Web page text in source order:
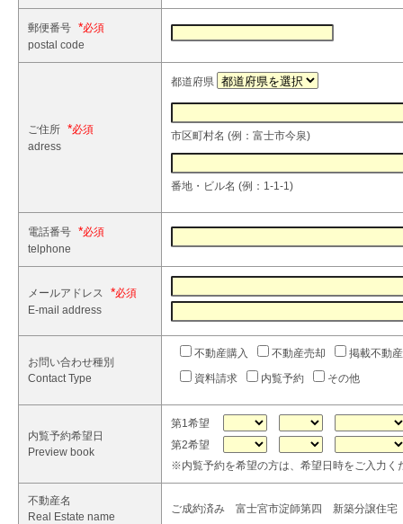
郵便番号 *
postal code
ご住所 *
adress
都道府県
市区町村名 (例：富士市今泉)
番地・ビル名 (例：1-1-1)
電話番号 *
telphone
メールアドレス *
E-mail address
お問い合わせ種別
Contact Type
不動産購入 不動産売却
掲載不動
資料請求
内覧予約 その他
内覧予約希望日
Preview book
第1希望
第2希望
※内覧予約を希望の方は、希望日時をご入力く
不動産名
Real Estate name
ご成約済み 富士宮市淀師第四 新築分譲住宅